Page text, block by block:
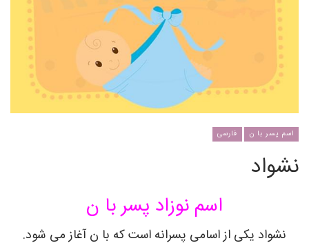
اسم پسر با ن فارسی
نشواد
اسم نوزاد پسر با ن
نشواد یکی از اسامی پسرانه است که با ن آغاز می شود.